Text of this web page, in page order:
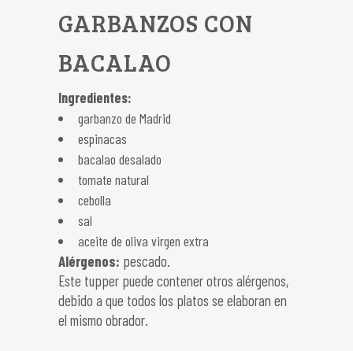
GARBANZOS CON
BACALAO
Ingredientes:
garbanzo de Madrid
espinacas
bacalao desalado
tomate natural
cebolla
sal
aceite de oliva virgen extra
Alérgenos: pescado.
Este tupper puede contener otros alérgenos,
debido a que todos los platos se elaboran en
el mismo obrador.